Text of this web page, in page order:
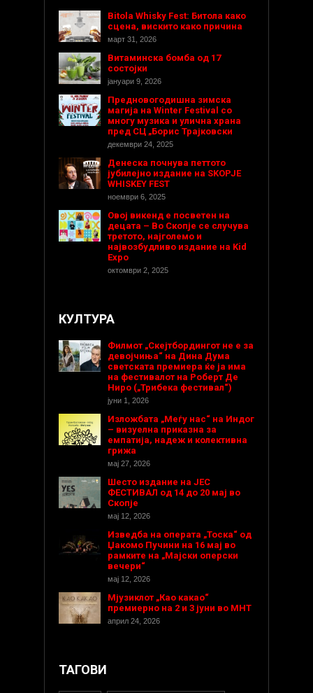
Bitola Whisky Fest: Битола како
сцена, вискито како причина
март 31, 2026
Витаминска бомба од 17
состојки
јануари 9, 2026
Предновогодишнa зимска
магија на Winter Festival со
многу музика и улична храна
пред СЦ „Борис Трајковски
декември 24, 2025
Денеска почнува петтото
јубилејно издание на SKOPJE
WHISKEY FEST
ноември 6, 2025
Овој викенд е посветен на
децата – Во Скопје се случува
третото, најголемо и
највозбудливо издание на Kid
Expo
октомври 2, 2025
КУЛТУРА
Филмот „Скејтбордингот не е за
девојчиња“ на Дина Дума
светската премиера ќе ја има
на фестивалот на Роберт Де
Ниро („Трибека фестивал“)
јуни 1, 2026
Изложбата „Меѓу нас“ на Индог
– визуелна приказна за
емпатија, надеж и колективна
грижа
мај 27, 2026
Шесто издание на ЈЕС
ФЕСТИВАЛ од 14 до 20 мај во
Скопје
мај 12, 2026
Изведба на операта „Тоска“ од
Џакомо Пучини на 16 мај во
рамките на „Мајски оперски
вечери“
мај 12, 2026
Мјузиклот „Као какао“
премиерно на 2 и 3 јуни во МНТ
април 24, 2026
ТАГОВИ